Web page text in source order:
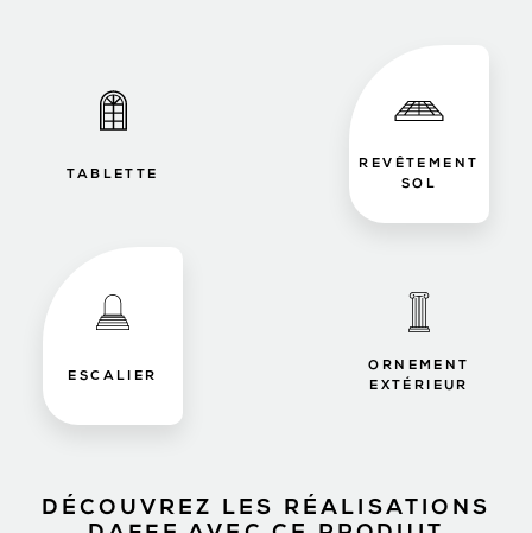
TABLETTE
REVÊTEMENT
SOL
ESCALIER
ORNEMENT
EXTÉRIEUR
DÉCOUVREZ LES RÉALISATIONS